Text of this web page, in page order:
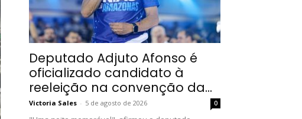
Deputado Adjuto Afonso é
oficializado candidato à
reeleição na convenção da...
Victoria Sales - 5 de agosto de 2026 0